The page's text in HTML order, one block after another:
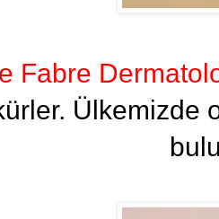
Fabre
Ülkemizde